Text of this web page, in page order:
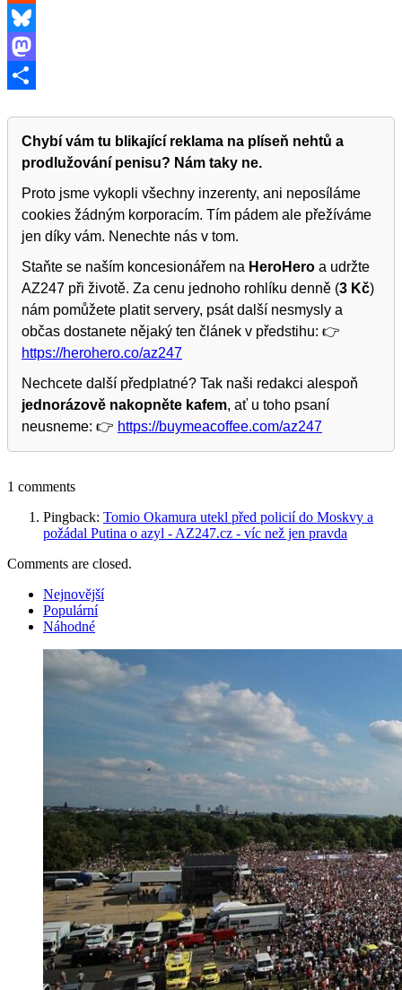
Reddit
Bluesky
Mastodon
Chybí vám tu blikající reklama na plíseň nehtů a
prodlužování penisu? Nám taky ne.
Proto jsme vykopli všechny inzerenty, ani neposíláme
cookies žádným korporacím. Tím pádem ale přežíváme
jen díky vám. Nenechte nás v tom.
Staňte se naším koncesionářem na HeroHero a udržte
AZ247 při životě. Za cenu jednoho rohlíku denně (3 Kč)
nám pomůžete platit servery, psát další nesmysly a
občas dostanete nějaký ten článek v předstihu: 👉
https://herohero.co/az247
Nechcete další předplatné? Tak naši redakci alespoň
jednorázově nakopněte kafem, ať u toho psaní
neusneme: 👉 https://buymeacoffee.com/az247
1 comments
Pingback: Tomio Okamura utekl před policií do Moskvy a
požádal Putina o azyl - AZ247.cz - víc než jen pravda
Comments are closed.
Nejnovější
Populární
Náhodné